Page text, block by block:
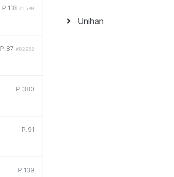
P.118 #1580
P.87 #02952
P.380
P.91
P.139
Unihan